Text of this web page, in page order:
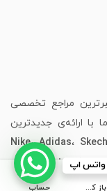
مراجع تخصصی
با ارائه‌ی جدیدترین
Nike،Adidas،
و لذت‌بخش از خرید
نوار کناری را باز کنید حساب
واتس اپ